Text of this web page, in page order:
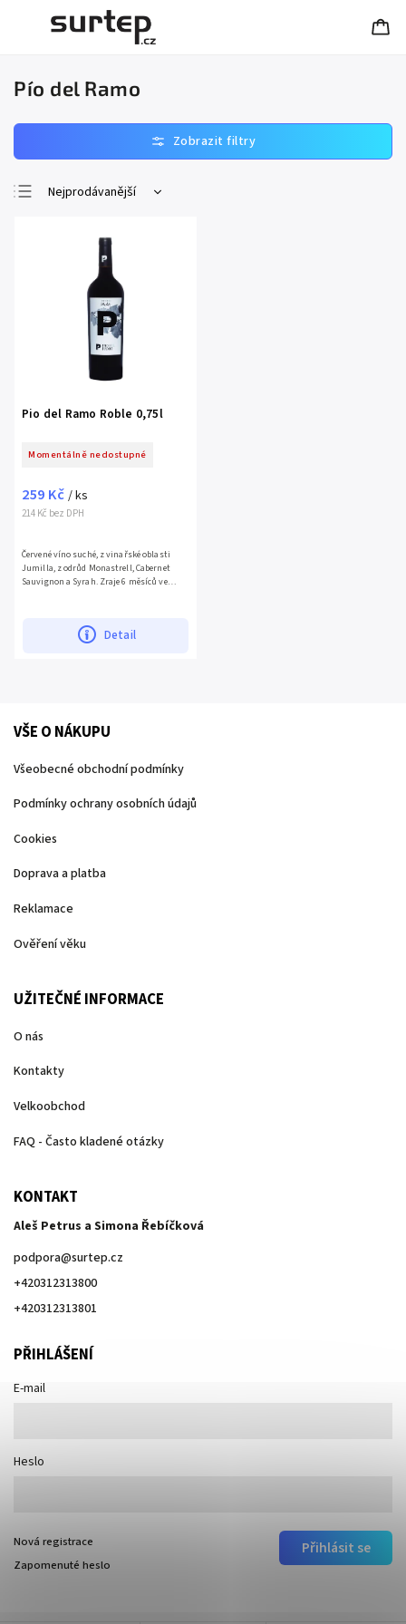
Pío del Ramo
Nejprodávanější
Nejdražší
Abecedně
Pio del Ramo Roble 0,75l
Momentálně nedostupné
214 Kč bez DPH
259 Kč / ks
Detail
Červené víno suché, z vinařské oblasti
Jumilla, z odrůd Monastrell, Cabernet
Sauvignon a Syrah. Zraje 6 měsíců ve
VŠE O NÁKUPU
Všeobecné obchodní podmínky
Podmínky ochrany osobních údajů
Cookies
Doprava a platba
Reklamace
Ověření věku
UŽITEČNÉ INFORMACE
O nás
Kontakty
Velkoobchod
FAQ - Často kladené otázky
KONTAKT
Aleš Petrus a Simona Řebíčková
podpora@surtep.cz
+420312313800
+420312313801
PŘIHLÁŠENÍ
E-mail
Heslo
Přihlásit se
Nová registrace
Zapomenuté heslo